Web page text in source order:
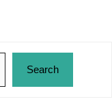
Search